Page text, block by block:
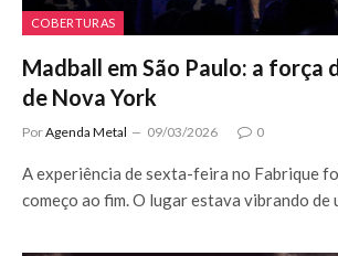
COBERTURAS
Madball em São Paulo: a força
de Nova York
PorAgenda Metal 09/03/2026 0
A experiência de sexta-feira no Fabrique
começo ao fim. O lugar estava vibrando de